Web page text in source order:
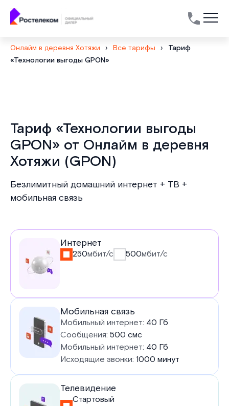
Онлайм в деревня Хотяжи › Все тарифы ›
Тариф
«Технологии выгоды GPON»
Тариф «Технологии выгоды
GPON» от Онлайм в деревня
Хотяжи (GPON)
Безлимитный домашний интернет + ТВ +
мобильная связь
Услуги
тарифе
Интернет
250мбит/с 500мбит/с
Мобильная связь
Мобильный интернет: 40 Гб
Сообщения: 500 смс
Мобильный интернет: 40 Гб
Исходящие звонки: 1000 минут
Телевидение
Стартовый